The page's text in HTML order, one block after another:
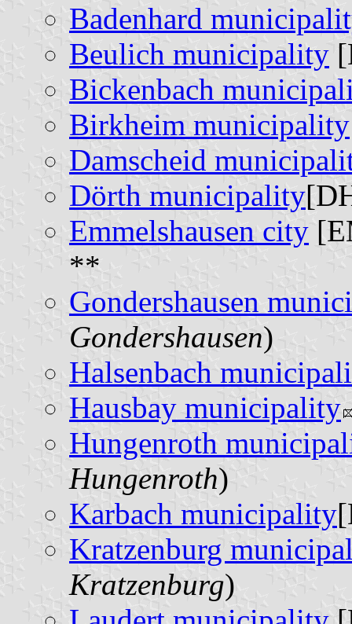
Badenhard
Beulich municipality
Bickenbach
Birkheim municipality
Damscheid
Dörth municipality
Emmelshausen city
**
Gondershausen
Gondershausen)
Halsenbach
Hausbay municipality
Hungenroth
Hungenroth)
Karbach municipality
Kratzenburg
Kratzenburg)